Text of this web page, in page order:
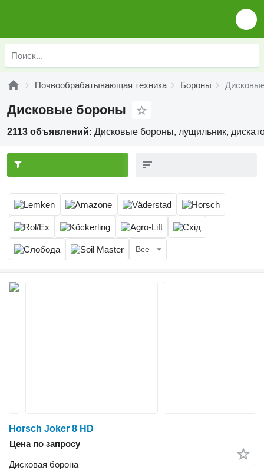
Почвообрабатывающая техника Бороны
Дисковые бороны
2113 объявлений: Дисковые бороны, лущильник,
Все
Horsch Joker 8 HD
Цена по запросу
Дисковая борона